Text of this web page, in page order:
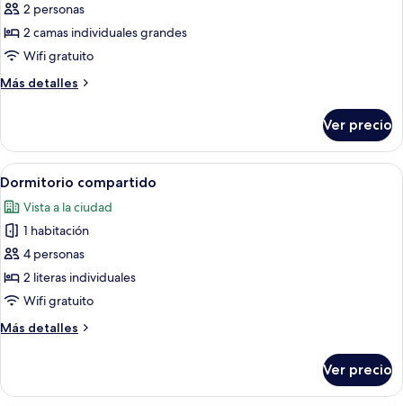
de
Habitación
con
camas
2 personas
2 camas individuales grandes
Wifi gratuito
Más detalles
Más
con
camas
Ver precio
Abrir
todas
las
fotos
de
Dormitorio
compartido
Una cama litera con escalera, un
4
Dormitorio compartido
Vista a la ciudad
1 habitación
4 personas
2 literas individuales
Wifi gratuito
Más detalles
Más
compartido
Ver precio